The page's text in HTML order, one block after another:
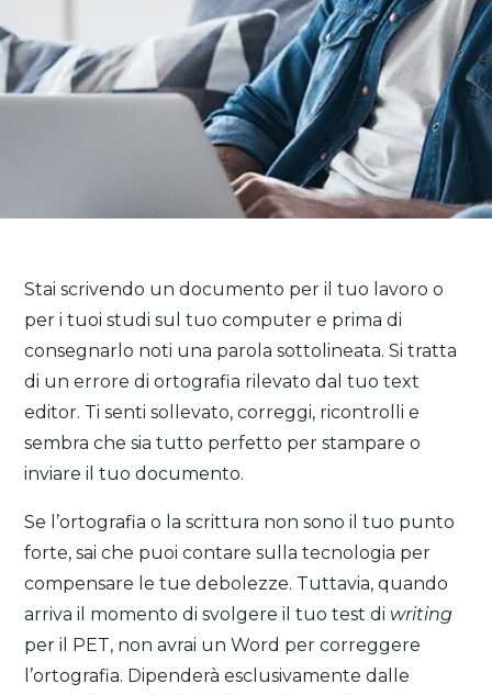
Stai scrivendo un documento per il tuo lavoro o
per i tuoi studi sul tuo computer e prima di
consegnarlo noti una parola sottolineata. Si tratta
di un errore di ortografia rilevato dal tuo text
editor. Ti senti sollevato, correggi, ricontrolli e
sembra che sia tutto perfetto per stampare o
inviare il tuo documento.
Se l’ortografia o la scrittura non sono il tuo punto
forte, sai che puoi contare sulla tecnologia per
compensare le tue debolezze. Tuttavia, quando
arriva il momento di svolgere il tuo test di writing
per il PET, non avrai un Word per correggere
l’ortografia. Dipenderà esclusivamente dalle